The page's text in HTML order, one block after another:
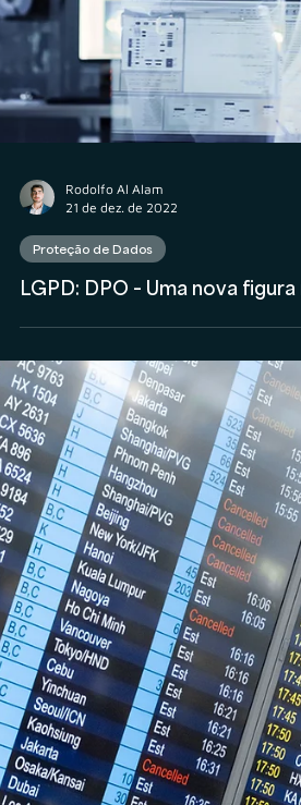
Rodolfo Al Alam
21 de dez. de 2022
Proteção de Dados
LGPD: DPO – Uma nova